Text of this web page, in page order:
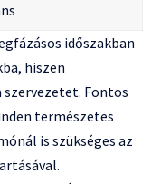
időszakban
hiszen
Fontos
természetes
is szükséges az